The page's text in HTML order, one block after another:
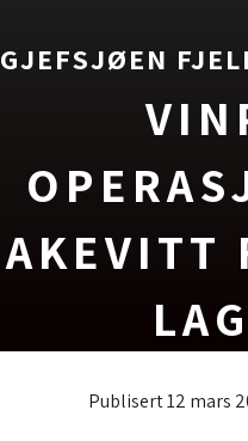
GJEFSJØEN
AKEVITT
Publisert 12 mars